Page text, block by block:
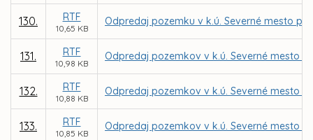
130. RTF
10,65 KB
Odpredaj pozemku v k.ú. Severné mesto pre
131. RTF
10,98 KB
Odpredaj pozemkov v k.ú. Severné mesto
132. RTF
10,88 KB
Odpredaj pozemkov v k.ú. Severné mesto
133. RTF
10,85 KB
Odpredaj pozemkov v k.ú. Severné mesto